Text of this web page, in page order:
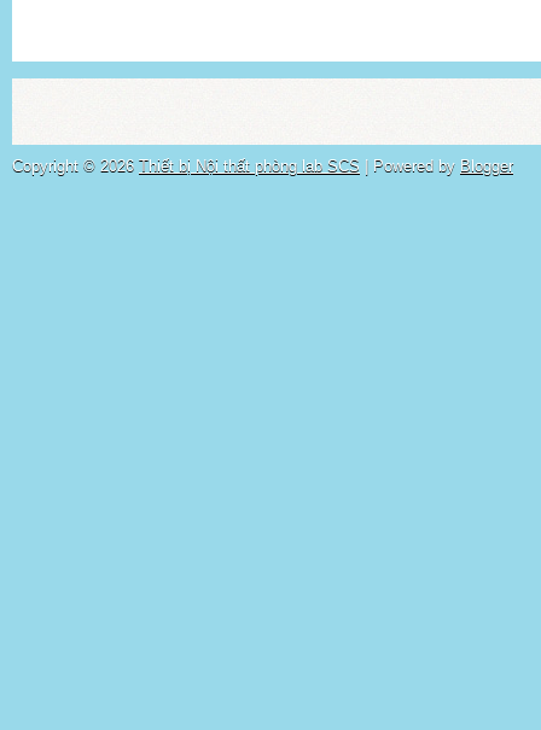
Copyright © 2026 Thiết bị Nội thất phòng lab SCS | Powered by Blogger